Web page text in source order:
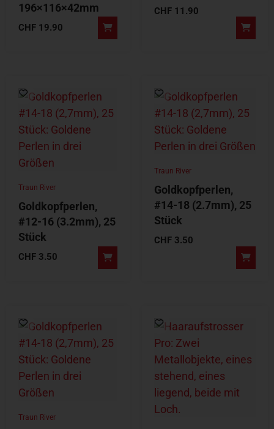
196×116×42mm
CHF 19.90
CHF 11.90
Traun River
Goldkopfperlen,
#12-16 (3.2mm), 25
Stück
CHF 3.50
Traun River
Goldkopfperlen,
#14-18 (2.7mm), 25
Stück
CHF 3.50
Traun River